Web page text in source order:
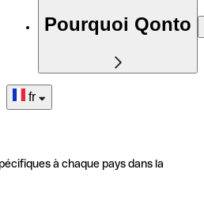
Pourquoi Qonto
fr
à chaque pays dans la